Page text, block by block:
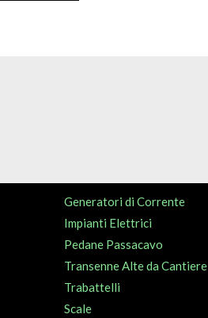
Generatori di Corrente
Impianti Elettrici
Pedane Passacavo
Transenne Alte da Cantiere
Trabattelli
Scale